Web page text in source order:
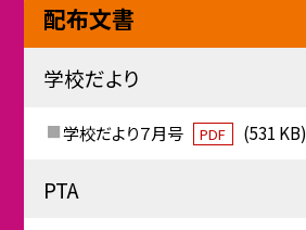
配布文書
学校だより
学校だより７月号 PDF (531 KB)
PTA